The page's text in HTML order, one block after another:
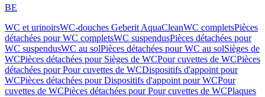
BE
WC et urinoirsWC-douches Geberit AquaCleanWC completsPièces
détachées pour WC completsWC suspendusPièces détachées pour
WC suspendusWC au solPièces détachées pour WC au solSièges de
WCPièces détachées pour Sièges de WCPour cuvettes de WCPièces
détachées pour Pour cuvettes de WCDispositifs d'appoint pour
WCPièces détachées pour Dispositifs d'appoint pour WCPour
cuvettes de WCPièces détachées pour Pour cuvettes de WCPlaques